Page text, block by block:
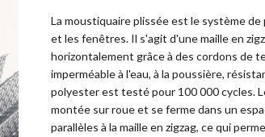
La moustiquaire plissée est le système
et les fenêtres. Il s'agit d'une maille en
horizontalement grâce à des cordons de
imperméable à l'eau, à la poussière,
polyester est testé pour 100 000 cycles.
montée sur roue et se ferme dans un
parallèles à la maille en zigzag, ce qui